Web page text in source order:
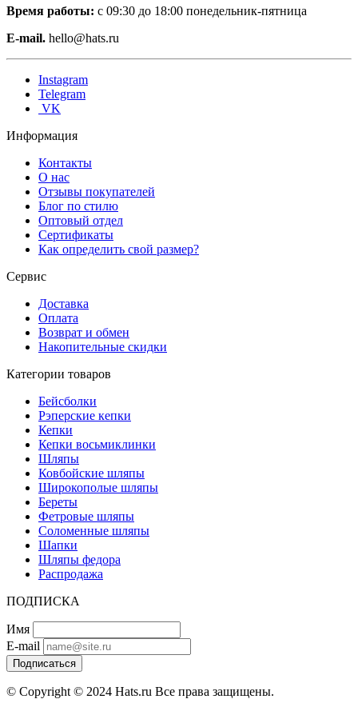
Время работы: с 09:30 до 18:00 понедельник-пятница
E-mail. hello@hats.ru
Instagram
Telegram
VK
Информация
Контакты
О нас
Отзывы покупателей
Блог по стилю
Оптовый отдел
Сертификаты
Как определить свой размер?
Сервис
Доставка
Оплата
Возврат и обмен
Накопительные скидки
Категории товаров
Бейсболки
Рэперские кепки
Кепки
Кепки восьмиклинки
Шляпы
Ковбойские шляпы
Широкополые шляпы
Береты
Фетровые шляпы
Соломенные шляпы
Шапки
Шляпы федора
Распродажа
ПОДПИСКА
Имя
E-mail
Подписаться
© Copyright © 2024 Hats.ru Все права защищены.